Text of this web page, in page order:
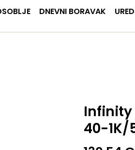
DNEVNI BORAVAK
40-1K/